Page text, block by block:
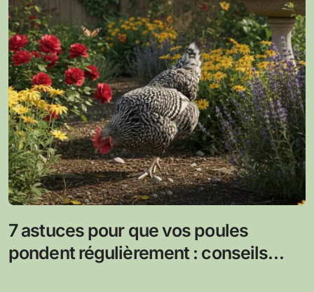
7 astuces pour que vos poules
pondent régulièrement : conseils